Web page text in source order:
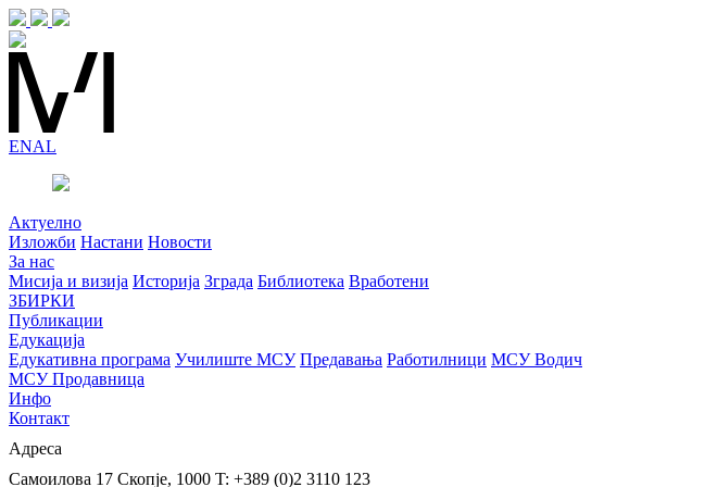
ENAL
Актуелно
Изложби Настани Новости
За нас
Мисија и визија Историја Зграда Библиотека Вработени
ЗБИРКИ
Публикации
Едукација
Едукативна програма Училиште МСУ Предавања Работилници МСУ Водич
МСУ Продавница
Инфо
Контакт
Адреса
Самоилова 17 Скопје, 1000 T: +389 (0)2 3110 123